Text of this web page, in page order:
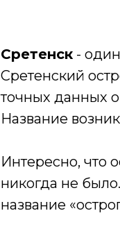
Сретенск -
Сретенский
точных данных
Название
Интересно, что
никогда не
название